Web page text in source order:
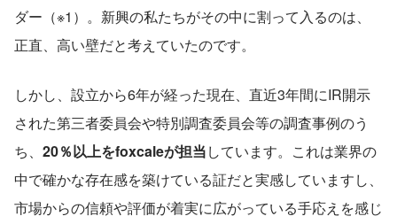
ダー（※1）。新興の私たちがその中に割って入るのは、
正直、高い壁だと考えていたのです。
しかし、設立から6年が経った現在、直近3年間にIR開示
された第三者委員会や特別調査委員会等の調査事例のう
ち、 20％以上をfoxcaleが担当しています。これは業界の
中で確かな存在感を築けている証だと実感していますし、
市場からの信頼や評価が着実に広がっている手応えを感じ